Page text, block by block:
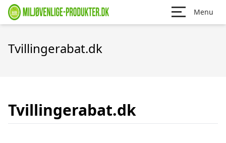
Menu
Tvillingerabat.dk
Tvillingerabat.dk